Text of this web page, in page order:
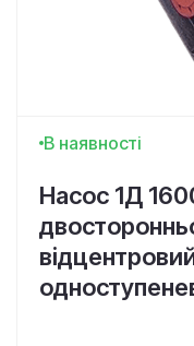
В наявності
Насос 1Д